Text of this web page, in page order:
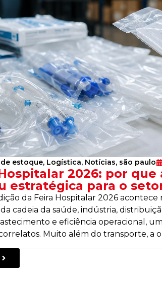
estoque, Logística, Notícias, são paulo
2026: por
estratégica para o
da Feira Hospitalar 2026
cadeia da saúde, indústria,
e eficiência operacional,
Muito além do transporte, a